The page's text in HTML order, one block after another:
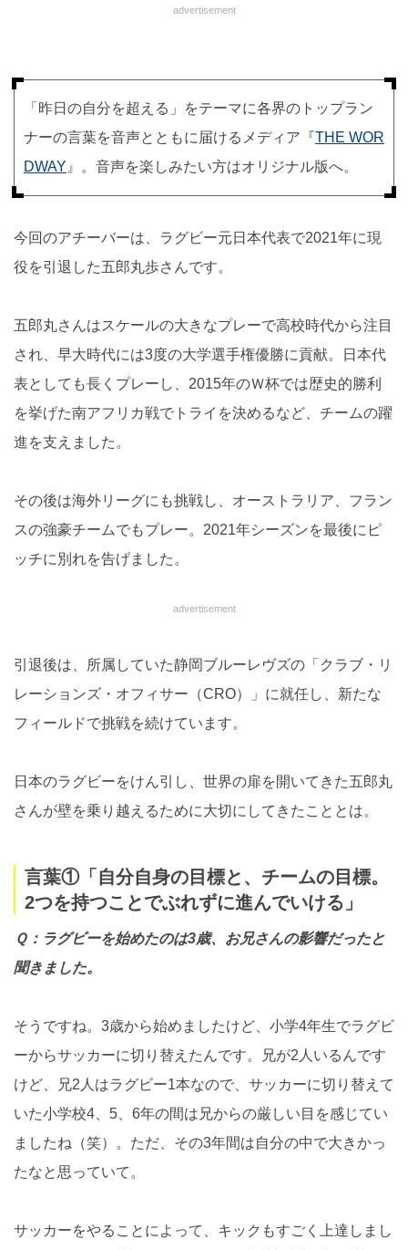
advertisement
「昨日の自分を超える」をテーマに各界のトップラン
ナーの言葉を音声とともに届けるメディア『THE WOR
DWAY 』。音声を楽しみたい方はオリジナル版へ。
今回のアチーバーは、ラグビー元日本代表で2021年に現
役を引退した五郎丸歩さんです。
五郎丸さんはスケールの大きなプレーで高校時代から注目
され、早大時代には3度の大学選手権優勝に貢献。日本代
表としても長くプレーし、2015年のＷ杯では歴史的勝利
を挙げた南アフリカ戦でトライを決めるなど、チームの躍
進を支えました。
その後は海外リーグにも挑戦し、オーストラリア、フラン
スの強豪チームでもプレー。2021年シーズンを最後にピ
ッチに別れを告げました。
advertisement
引退後は、所属していた静岡ブルーレヴズの「クラブ・リ
レーションズ・オフィサー（CRO）」に就任し、新たな
フィールドで挑戦を続けています。
日本のラグビーをけん引し、世界の扉を開いてきた五郎丸
さんが壁を乗り越えるために大切にしてきたこととは。
言葉①「自分自身の目標と、チームの目標。
2つを持つことでぶれずに進んでいける」
Ｑ：ラグビーを始めたのは3歳、お兄さんの影響だったと
聞きました。
そうですね。3歳から始めましたけど、小学4年生でラグビ
ーからサッカーに切り替えたんです。兄が2人いるんです
けど、兄2人はラグビー1本なので、サッカーに切り替えて
いた小学校4、5、6年の間は兄からの厳しい目を感じてい
ましたね（笑）。ただ、その3年間は自分の中で大きかっ
たなと思っていて。
サッカーをやることによって、キックもすごく上達しまし